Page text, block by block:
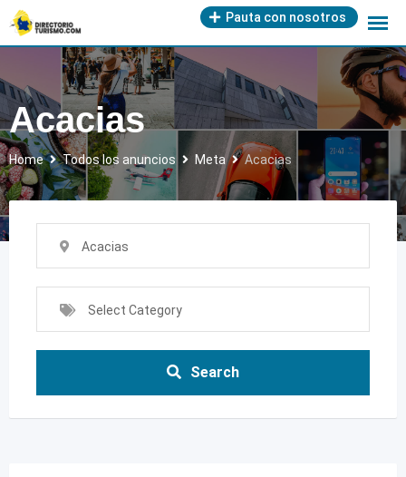
Skip
to
content
Pauta con nosotros
Acacias
Home Todos los anuncios Meta Acacias
Acacias
Select Category
Search